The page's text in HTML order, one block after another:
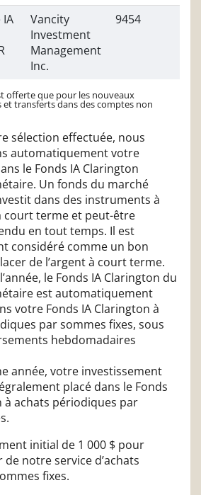
Vancity
Investment
Management
Inc.
9454
offerte que pour les nouveaux
et transferts dans des comptes non
sélection effectuée, nous
automatiquement votre
le Fonds IA Clarington
Un fonds du marché
dans des instruments à
court terme et peut-être
en tout temps. Il est
considéré comme un bon
de l’argent à court terme.
le Fonds IA Clarington du
est automatiquement
votre Fonds IA Clarington à
par sommes fixes, sous
hebdomadaires
année, votre investissement
placé dans le Fonds
à achats périodiques par
initial de 1 000 $ pour
notre service d’achats
fixes.